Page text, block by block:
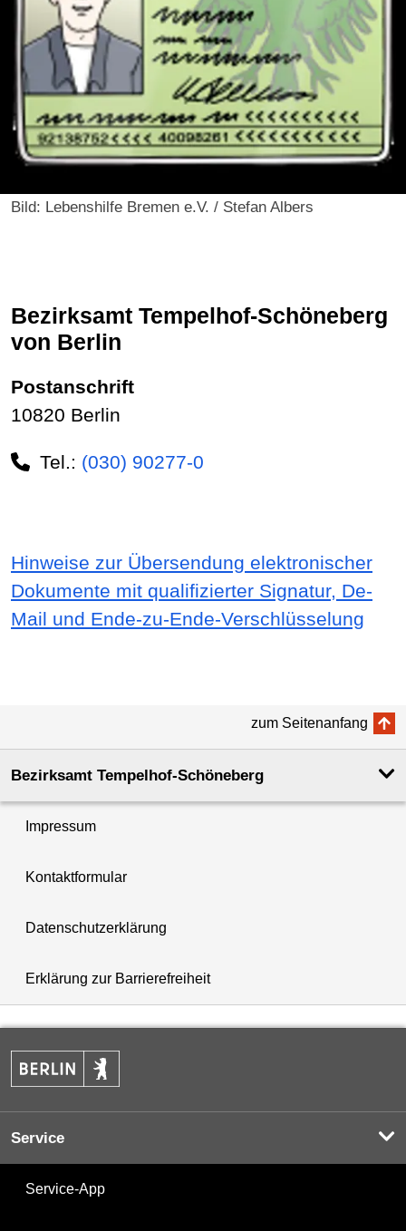
Bild: Lebenshilfe Bremen e.V. / Stefan Albers
Bezirksamt Tempelhof-Schöneberg
von Berlin
Postanschrift
10820 Berlin
Tel.: (030) 90277-0
Hinweise zur Übersendung elektronischer
Dokumente mit qualifizierter Signatur, De-
Mail und Ende-zu-Ende-Verschlüsselung
zum Seitenanfang
Bezirksamt Tempelhof-Schöneberg
Impressum
Kontaktformular
Datenschutzerklärung
Erklärung zur Barrierefreiheit
Service
Service-App